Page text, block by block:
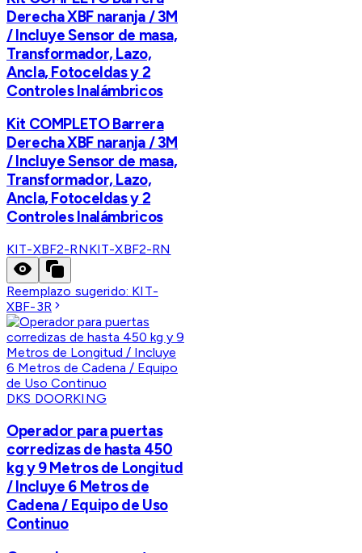
Derecha XBF naranja / 3M
/ Incluye Sensor de masa,
Transformador, Lazo,
Ancla, Fotoceldas y 2
Controles Inalámbricos
Kit COMPLETO Barrera
Derecha XBF naranja / 3M
/ Incluye Sensor de masa,
Transformador, Lazo,
Ancla, Fotoceldas y 2
Controles Inalámbricos
KIT-XBF2-RNKIT-XBF2-RN
Reemplazo sugerido: KIT-
XBF-3R
DKS DOORKING
Operador para puertas
corredizas de hasta 450
kg y 9 Metros de Longitud
/ Incluye 6 Metros de
Cadena / Equipo de Uso
Continuo